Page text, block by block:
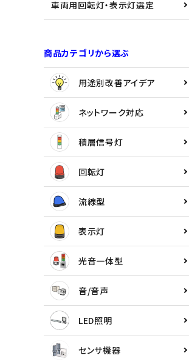
積層信号灯
回転灯
流線型
表示灯
光音一体型
音/音声
LED照明
センサ機器
散光式警光灯
オプション
車両用回転灯・表示灯選定
商品カテゴリから選ぶ
用途別改善アイデア
ネットワーク対応
積層信号灯
回転灯
流線型
表示灯
光音一体型
音/音声
LED照明
センサ機器